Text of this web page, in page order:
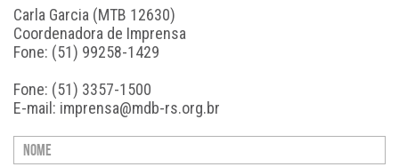
Carla Garcia (MTB 12630)
Coordenadora de Imprensa
Fone: (51) 99258-1429
Fone: (51) 3357-1500
E-mail: imprensa@mdb-rs.org.br